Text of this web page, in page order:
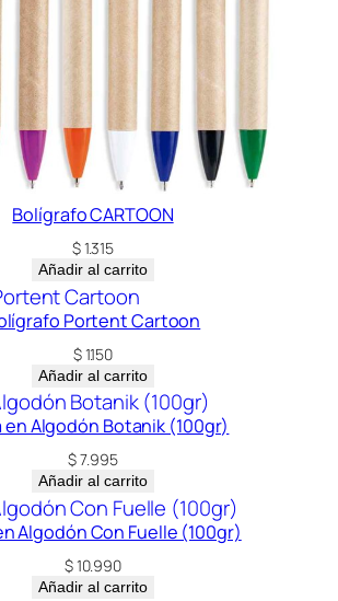
Bolígrafo CARTOON
$1.315
Añadir al carrito
Portent Cartoon
$1.150
Añadir al carrito
en Algodón Botanik (100gr)
$7.995
Añadir al carrito
Algodón Con Fuelle (100gr)
$10.990
Añadir al carrito